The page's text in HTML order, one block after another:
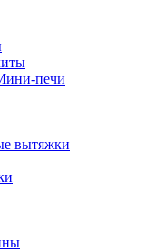
печи
вытяжки